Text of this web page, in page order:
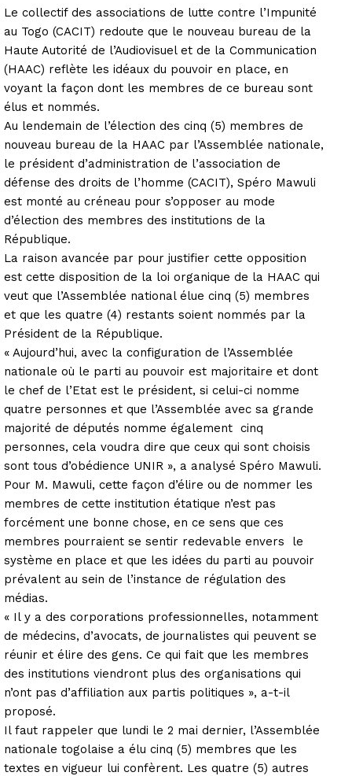
Le collectif des associations de lutte contre l’Impunité
au Togo (CACIT) redoute que le nouveau bureau de la
Haute Autorité de l’Audiovisuel et de la Communication
(HAAC) reflète les idéaux du pouvoir en place, en
voyant la façon dont les membres de ce bureau sont
élus et nommés.
Au lendemain de l’élection des cinq (5) membres de
nouveau bureau de la HAAC par l’Assemblée nationale,
le président d’administration de l’association de
défense des droits de l’homme (CACIT), Spéro Mawuli
est monté au créneau pour s’opposer au mode
d’élection des membres des institutions de la
République.
La raison avancée par pour justifier cette opposition
est cette disposition de la loi organique de la HAAC qui
veut que l’Assemblée national élue cinq (5) membres
et que les quatre (4) restants soient nommés par la
Président de la République.
« Aujourd’hui, avec la configuration de l’Assemblée
nationale où le parti au pouvoir est majoritaire et dont
le chef de l’Etat est le président, si celui-ci nomme
quatre personnes et que l’Assemblée avec sa grande
majorité de députés nomme également cinq
personnes, cela voudra dire que ceux qui sont choisis
sont tous d’obédience UNIR », a analysé Spéro Mawuli.
Pour M. Mawuli, cette façon d’élire ou de nommer les
membres de cette institution étatique n’est pas
forcément une bonne chose, en ce sens que ces
membres pourraient se sentir redevable envers le
système en place et que les idées du parti au pouvoir
prévalent au sein de l’instance de régulation des
médias.
« Il y a des corporations professionnelles, notamment
de médecins, d’avocats, de journalistes qui peuvent se
réunir et élire des gens. Ce qui fait que les membres
des institutions viendront plus des organisations qui
n’ont pas d’affiliation aux partis politiques », a-t-il
proposé.
Il faut rappeler que lundi le 2 mai dernier, l’Assemblée
nationale togolaise a élu cinq (5) membres que les
textes en vigueur lui confèrent. Les quatre (5) autres